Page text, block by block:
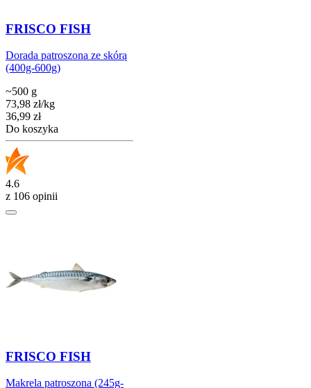
FRISCO FISH
Dorada patroszona ze skórą
(400g-600g)
~500 g
73,98 zł/kg
Cena
36,99 zł
Do koszyka
4.6
z 106 opinii
FRISCO FISH
Makrela patroszona (245g-